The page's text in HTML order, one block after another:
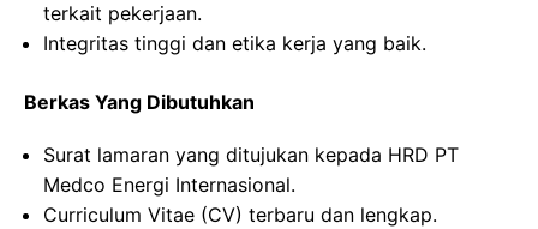
terkait pekerjaan.
Integritas tinggi dan etika kerja yang baik.
Berkas Yang Dibutuhkan
Surat lamaran yang ditujukan kepada HRD PT
Medco Energi Internasional.
Curriculum Vitae (CV) terbaru dan lengkap.